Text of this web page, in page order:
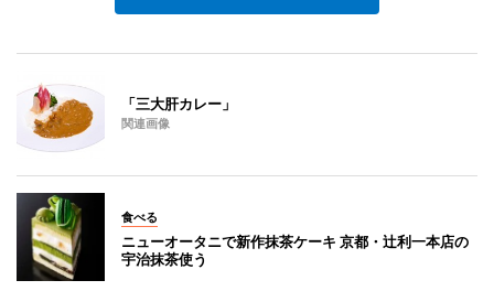
「三大肝カレー」
関連画像
食べる
ニューオータニで新作抹茶ケーキ 京都・辻利一本店の
宇治抹茶使う